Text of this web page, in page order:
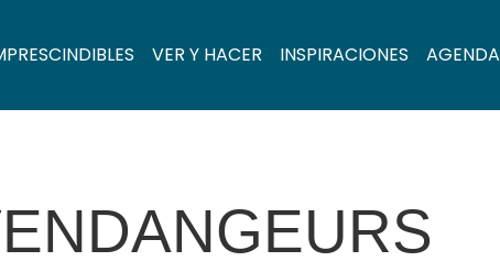
VER Y HACER INSPIRACIONES AGENDA